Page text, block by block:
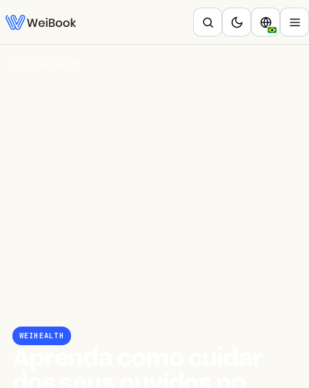
WEIHEALTH